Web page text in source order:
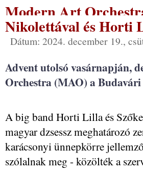
Modern Art
Nikolettával és Horti
Dátum: 2024. december 19.,
Advent utolsó vasárnapján,
Orchestra (MAO) a
A big band Horti Lilla és
magyar dzsessz meghatározó
karácsonyi ünnepkörre
szólalnak meg - közölték a